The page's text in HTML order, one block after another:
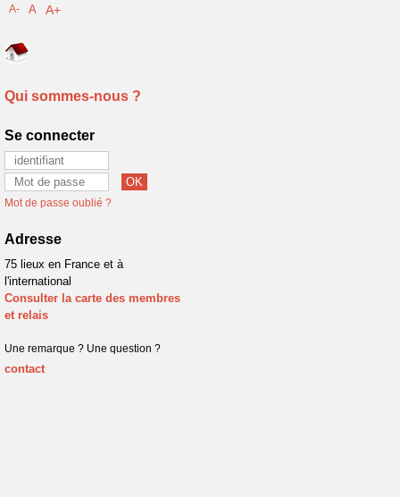
A- A A+
Qui sommes-nous ?
Se connecter
Mot de passe oublié ?
Adresse
75 lieux en France et à
l'international
Consulter la carte des membres
et relais
Une remarque ? Une question ?
contact